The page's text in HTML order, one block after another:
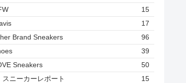
15
17
Brand Sneakers
96
39
Sneakers
50
スニーカーレポート
15